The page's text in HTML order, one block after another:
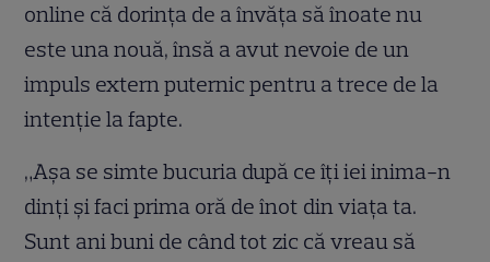
online că dorința de a învăța să înoate nu
este una nouă, însă a avut nevoie de un
impuls extern puternic pentru a trece de la
intenție la fapte.
„Așa se simte bucuria după ce îți iei inima-n
dinți și faci prima oră de înot din viața ta.
Sunt ani buni de când tot zic că vreau să